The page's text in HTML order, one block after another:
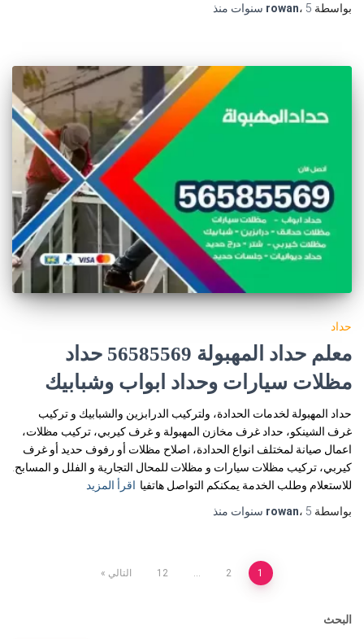
بواسطة
rowan، 5 سنوات منذ
حداد
معلم حداد المهبولة 56585569 حداد
مظلات سيارات وحداد ابواب وشبابيك
حداد المهبولة لخدمات الحدادة، ولتركيب الدرابزين والشبابيك و تركيب
غرف الشينكو، حداد غرف مخازن المهبولة و غرف كيربي، تركيب مظلات،
اعمال صيانة لمختلف انواع الحدادة، اصلاح مظلات أو رفوف حديد أو غرف
كيربي، تركيب مظلات سيارات و مظلات للمحال التجارية و الفلل و المسابح.
للاستعلام وطلب الخدمة يمكنكم التواصل هاتفيا اقرأ المزيد
بواسطة
rowan، 5 سنوات منذ
صفحات
1
2
12 التالي
البحث